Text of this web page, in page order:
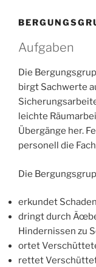
Aufgaben
Die
birgt Sachwerte
leichte
Übergänge her.
personell die
Die
erkundet
dringt durch
Hindernissen zu
ortet
rettet